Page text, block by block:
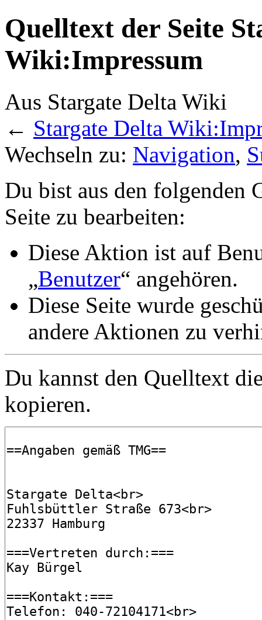
Quelltext der Seite
Wiki:Impressum
Aus Stargate Delta Wiki
← Stargate Delta
Wechseln zu: Navigation,
Du bist aus den folgenden
Seite zu bearbeiten:
Diese Aktion ist auf
„Benutzer“ angehören.
Diese Seite wurde
andere Aktionen zu
Du kannst den Quelltext
kopieren.